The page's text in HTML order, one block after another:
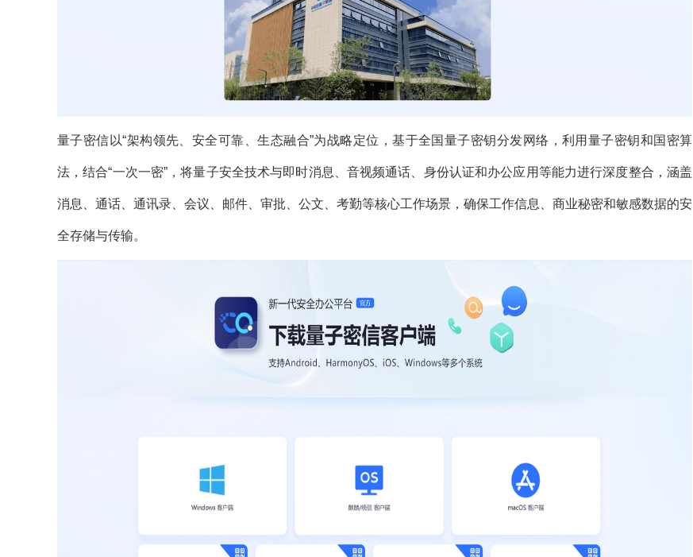
量子密信以“架构领先、安全可靠、生态融合”为战略定位，基于全国量子密钥分发网络，利用量子密钥和国密算
法，结合“一次一密”，将量子安全技术与即时消息、音视频通话、身份认证和办公应用等能力进行深度整合，涵盖
消息、通话、通讯录、会议、邮件、审批、公文、考勤等核心工作场景，确保工作信息、商业秘密和敏感数据的安
全存储与传输。